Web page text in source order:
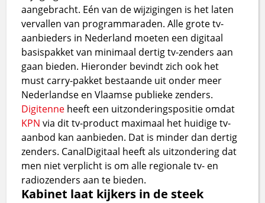
aangebracht. Eén van de wijzigingen is het laten
vervallen van programmaraden. Alle grote tv-
aanbieders in Nederland moeten een digitaal
basispakket van minimaal dertig tv-zenders aan
gaan bieden. Hieronder bevindt zich ook het
must carry-pakket bestaande uit onder meer
Nederlandse en Vlaamse publieke zenders.
Digitenne heeft een uitzonderingspositie omdat
KPN via dit tv-product maximaal het huidige tv-
aanbod kan aanbieden. Dat is minder dan dertig
zenders. CanalDigitaal heeft als uitzondering dat
men niet verplicht is om alle regionale tv- en
radiozenders aan te bieden.
Kabinet laat kijkers in de steek